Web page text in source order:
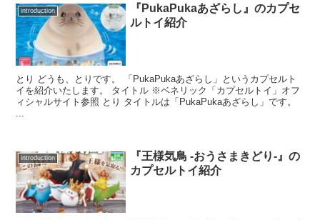
introduction
『PukaPukaあざらし』のカプセ
ルトイ紹介
とり どうも、とりです。 「PukaPukaあざらし」というカプセルト
イを紹介いたします。 タイトル ※ベネリック「カプセルトイ」オフ
ィシャルサイト参照 とり タイトルは「PukaPukaあざらし」です。
introduction
『王様気鳥 -おうさまきどり-』の
カプセルトイ紹介